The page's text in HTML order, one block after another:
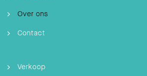
Over ons
Contact
Verkoop